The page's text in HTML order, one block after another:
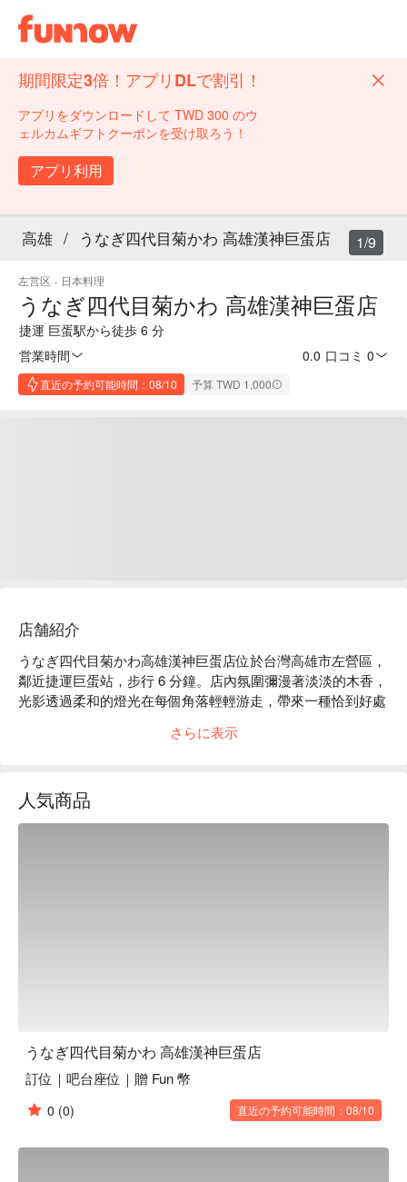
期間限定3倍！アプリDLで割引！
アプリをダウンロードして TWD 300 のウ
ェルカムギフトクーポンを受け取ろう！
アプリ利用
高雄 / うなぎ四代目菊かわ 高雄漢神巨蛋店
左営区 · 日本料理
うなぎ四代目菊かわ 高雄漢神巨蛋店
捷運 巨蛋駅から徒歩 6 分
営業時間
0.0 口コミ 0
直近の予約可能時間：08/10 予算 TWD 1,000
1/9
店舗紹介
うなぎ四代目菊かわ高雄漢神巨蛋店位於台灣高雄市左營區，
鄰近捷運巨蛋站，步行 6 分鐘。店內氛圍彌漫著淡淡的木香，
光影透過柔和的燈光在每個角落輕輕游走，帶來一種恰到好處
可以與朋友分享無數個愉快的時光。
酒，成為了提升聚會或用餐體驗的完美催化劑。每個元素都交
織出一段值得珍藏的美好時光。
🍽️ 口碑必點
【名物一本鰻】鰻魚肥美，蒲燒香氣四溢
【刺身御膳】生魚片新鮮，入口即化
【天婦羅御膳】天婦羅酥脆，油香不膩
さらに表示
人気商品
うなぎ四代目菊かわ 高雄漢神巨蛋店
訂位｜吧台座位｜贈 Fun 幣
0 (0) 直近の予約可能時間：08/10